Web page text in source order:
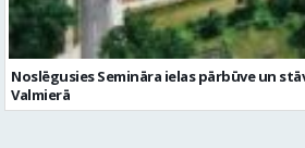
Noslēgusies Semināra ielas pārbūve un
Valmierā